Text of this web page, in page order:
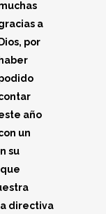
a
Dios, por
haber
año
un
su
directiva